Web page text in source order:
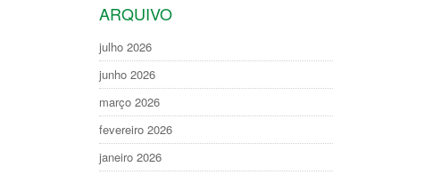
ARQUIVO
julho 2026
junho 2026
março 2026
fevereiro 2026
janeiro 2026